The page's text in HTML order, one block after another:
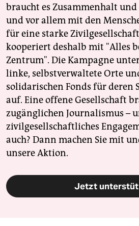
braucht es Zusammenhalt
und vor allem mit den
für eine starke
kooperiert deshalb mit "Alles
Zentrum". Die Kampagne
linke, selbstverwaltete Orte
solidarischen Fonds für deren
auf. Eine offene Gesellschaft
zugänglichen Journalismus –
zivilgesellschaftliches
auch? Dann machen Sie mit
unsere Aktion.
Jetzt